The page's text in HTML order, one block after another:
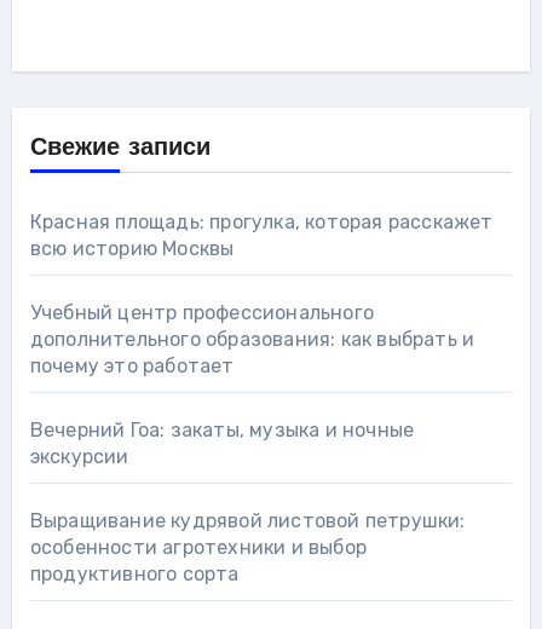
Свежие записи
Красная площадь: прогулка, которая расскажет
всю историю Москвы
Учебный центр профессионального
дополнительного образования: как выбрать и
почему это работает
Вечерний Гоа: закаты, музыка и ночные
экскурсии
Выращивание кудрявой листовой петрушки:
особенности агротехники и выбор
продуктивного сорта